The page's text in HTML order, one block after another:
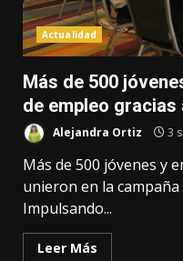
Actualidad
Más de 500
de empleo gracias
Alejandra Ortiz 3
Más de 500 jóvenes y
unieron en la
Impulsando...
Leer Más